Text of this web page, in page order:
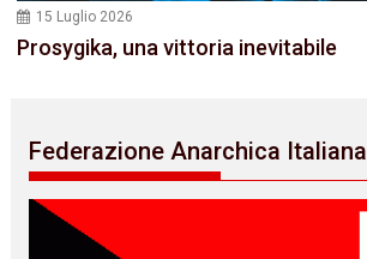
15 Luglio 2026
Prosygika, una vittoria inevitabile
Federazione Anarchica Italiana